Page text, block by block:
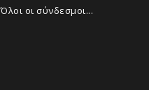
Όλοι οι σύνδεσμοι...